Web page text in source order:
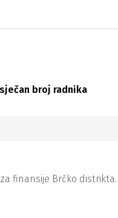
broj radnika
finansije Brčko distrikta.